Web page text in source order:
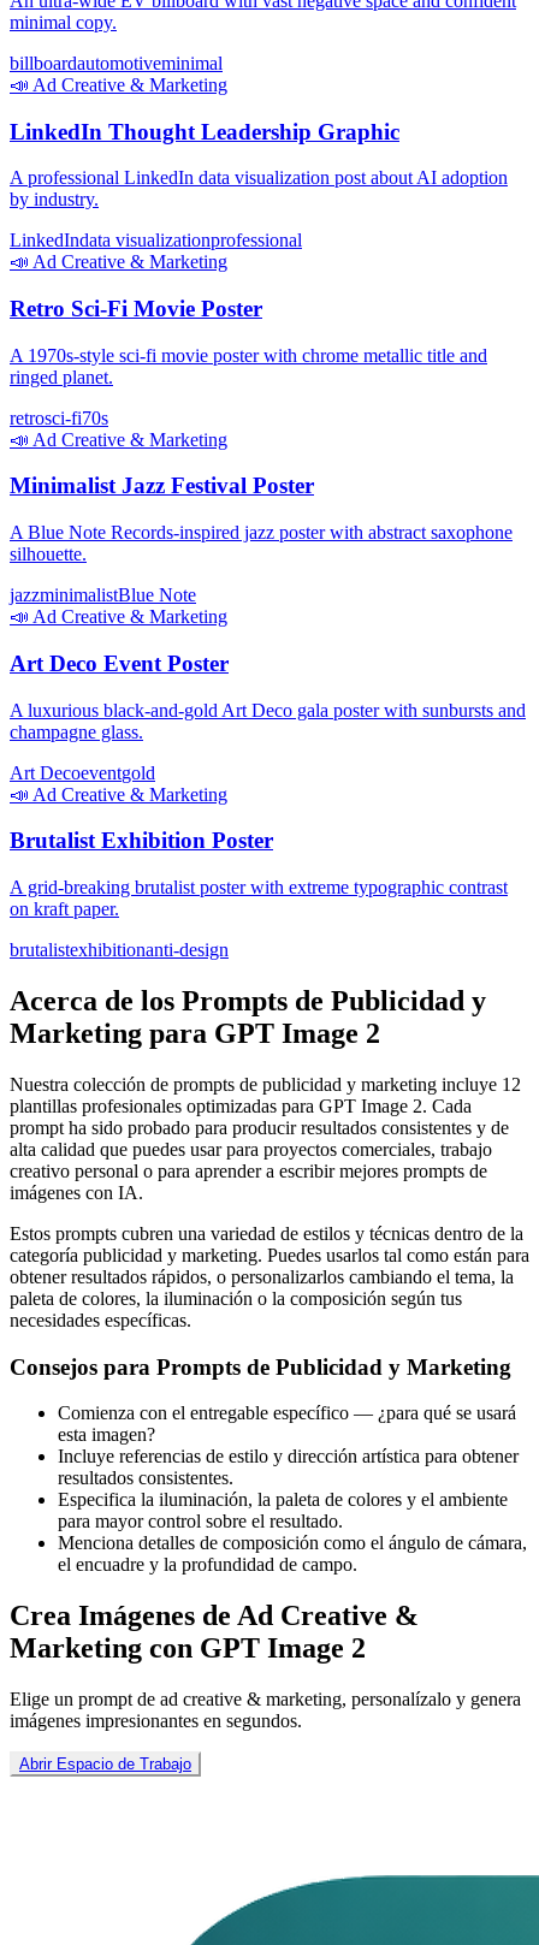
minimal copy.
billboardautomotiveminimal
📣 Ad Creative & Marketing
LinkedIn Thought Leadership Graphic
A professional LinkedIn data visualization post about AI adoption
by industry.
LinkedIndata visualizationprofessional
📣 Ad Creative & Marketing
Retro Sci-Fi Movie Poster
A 1970s-style sci-fi movie poster with chrome metallic title and
ringed planet.
retrosci-fi70s
📣 Ad Creative & Marketing
Minimalist Jazz Festival Poster
A Blue Note Records-inspired jazz poster with abstract saxophone
silhouette.
jazzminimalistBlue Note
📣 Ad Creative & Marketing
Art Deco Event Poster
A luxurious black-and-gold Art Deco gala poster with sunbursts and
champagne glass.
Art Decoeventgold
📣 Ad Creative & Marketing
Brutalist Exhibition Poster
A grid-breaking brutalist poster with extreme typographic contrast
on kraft paper.
brutalistexhibitionanti-design
Acerca de los Prompts de Publicidad y
Marketing para GPT Image 2
Nuestra colección de prompts de publicidad y marketing incluye 12
plantillas profesionales optimizadas para GPT Image 2. Cada
prompt ha sido probado para producir resultados consistentes y de
alta calidad que puedes usar para proyectos comerciales, trabajo
creativo personal o para aprender a escribir mejores prompts de
imágenes con IA.
Estos prompts cubren una variedad de estilos y técnicas dentro de la
categoría publicidad y marketing. Puedes usarlos tal como están para
obtener resultados rápidos, o personalizarlos cambiando el tema, la
paleta de colores, la iluminación o la composición según tus
necesidades específicas.
Consejos para Prompts de Publicidad y Marketing
Comienza con el entregable específico — ¿para qué se usará
esta imagen?
Incluye referencias de estilo y dirección artística para obtener
resultados consistentes.
Especifica la iluminación, la paleta de colores y el ambiente
para mayor control sobre el resultado.
Menciona detalles de composición como el ángulo de cámara,
el encuadre y la profundidad de campo.
Crea Imágenes de Ad Creative &
Marketing con GPT Image 2
Elige un prompt de ad creative & marketing, personalízalo y genera
imágenes impresionantes en segundos.
Abrir Espacio de Trabajo